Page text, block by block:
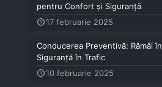
pentru Confort și Siguranță
17 februarie 2025
Conducerea Preventivă: Rămâi în
Siguranță în Trafic
10 februarie 2025